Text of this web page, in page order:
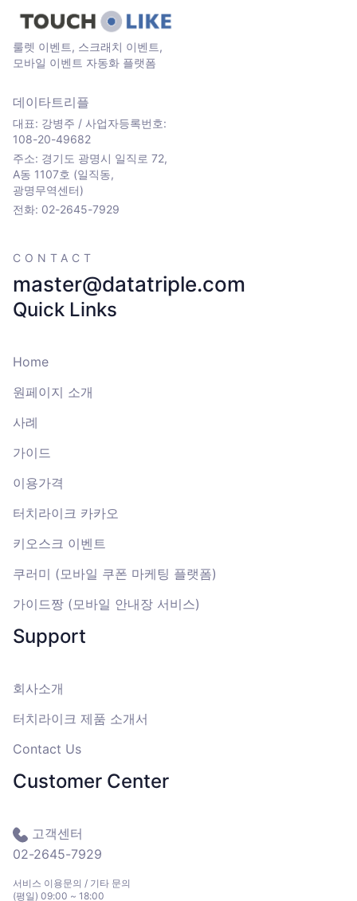
룰렛 이벤트, 스크래치 이벤트,
모바일 이벤트 자동화 플랫폼
데이타트리플
대표: 강병주 / 사업자등록번호:
108-20-49682
주소: 경기도 광명시 일직로 72,
A동 1107호 (일직동,
광명무역센터)
전화: 02-2645-7929
CONTACT
master@datatriple.com
Quick Links
Home
원페이지 소개
사례
가이드
이용가격
터치라이크 카카오
키오스크 이벤트
쿠러미 (모바일 쿠폰 마케팅 플랫폼)
가이드짱 (모바일 안내장 서비스)
Support
회사소개
터치라이크 제품 소개서
Contact Us
Customer Center
고객센터
02-2645-7929
서비스 이용문의 / 기타 문의
(평일) 09:00 ~ 18:00